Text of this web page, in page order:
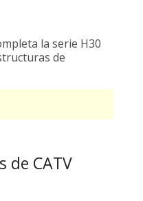
la serie H30
de
de CATV